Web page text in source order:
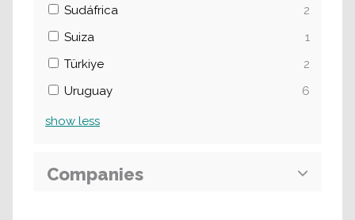
Sudáfrica
2
Suiza
1
Türkiye
2
Uruguay
6
show less
Companies